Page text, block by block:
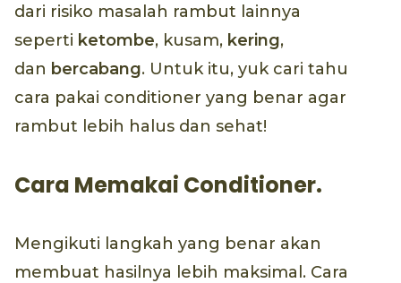
dari risiko masalah rambut lainnya
seperti ketombe, kusam, kering,
dan bercabang. Untuk itu, yuk cari tahu
cara pakai conditioner yang benar agar
rambut lebih halus dan sehat!
Cara Memakai Conditioner.
Mengikuti langkah yang benar akan
membuat hasilnya lebih maksimal. Cara